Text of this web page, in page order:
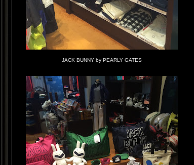
JACK BUNNY by PEARLY GATES